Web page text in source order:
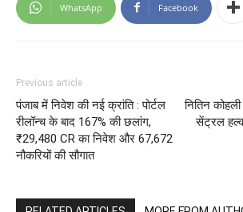
WhatsApp Facebook
Previous article
पंजाब में निवेश की नई क्रांति : पोर्टल
रीलॉन्च के बाद 167% की छलांग,
₹29,480 CR का निवेश और 67,672
नौकरियों की सौगात
नितिन
सेंट्रल